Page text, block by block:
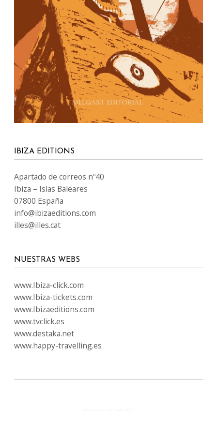
IBIZA EDITIONS
Apartado de correos nº40
Ibiza – Islas Baleares
07800 España
info@ibizaeditions.com
illes@illes.cat
NUESTRAS WEBS
www.Ibiza-click.com
www.Ibiza-tickets.com
www.Ibizaeditions.com
www.tvclick.es
www.destaka.net
www.happy-travelling.es